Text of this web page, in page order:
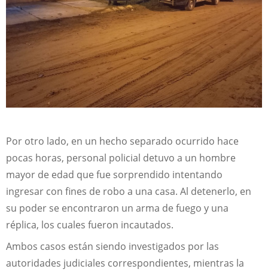
Por otro lado, en un hecho separado ocurrido hace
pocas horas, personal policial detuvo a un hombre
mayor de edad que fue sorprendido intentando
ingresar con fines de robo a una casa. Al detenerlo, en
su poder se encontraron un arma de fuego y una
réplica, los cuales fueron incautados.
Ambos casos están siendo investigados por las
autoridades judiciales correspondientes, mientras la